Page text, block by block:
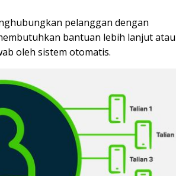
pelanggan dengan
bantuan lebih lanjut atau
oleh sistem otomatis.